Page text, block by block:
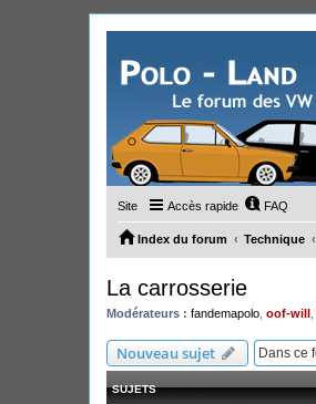
Site Accès rapide FAQ
Index du forum Technique
La carrosserie
Modérateurs : fandemapolo oof-will
Nouveau sujet
SUJETS